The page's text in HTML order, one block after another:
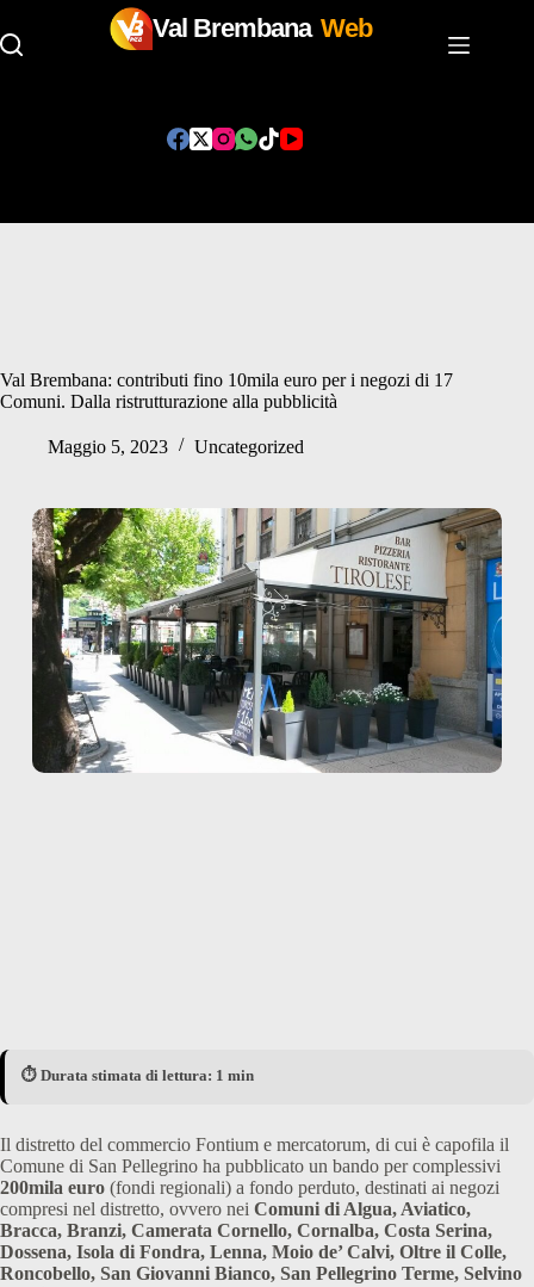
Val Brembana Web
Val Brembana: contributi fino 10mila euro per i negozi di 17
Comuni. Dalla ristrutturazione alla pubblicità
Maggio 5, 2023 Uncategorized
⏱️ Durata stimata di lettura: 1 min
Il distretto del commercio Fontium e mercatorum, di cui è capofila il
Comune di San Pellegrino ha pubblicato un bando per complessivi
200mila euro (fondi regionali) a fondo perduto, destinati ai negozi
compresi nel distretto, ovvero nei Comuni di Algua, Aviatico,
Bracca, Branzi, Camerata Cornello, Cornalba, Costa Serina,
Dossena, Isola di Fondra, Lenna, Moio de’ Calvi, Oltre il Colle,
Roncobello, San Giovanni Bianco, San Pellegrino Terme, Selvino